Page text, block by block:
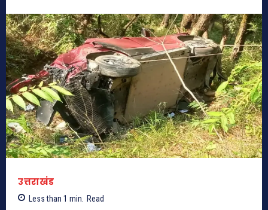
उत्तराखंड
Less than 1 min. Read